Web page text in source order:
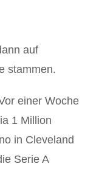
auf
stammen.
einer Woche
1 Million
in Cleveland
Serie A